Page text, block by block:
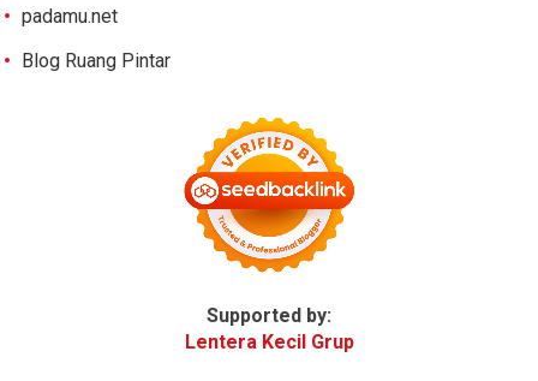
padamu.net
Blog Ruang Pintar
Supported by:
Lentera Kecil Grup